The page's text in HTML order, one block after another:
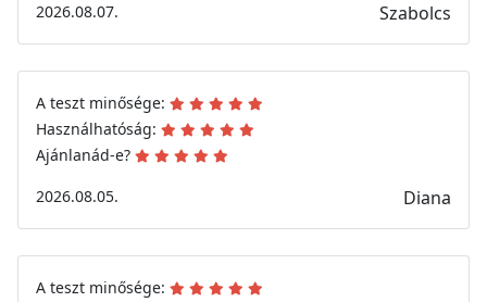
2026.08.07.
Szabolcs
A teszt minősége:
Használhatóság:
Ajánlanád-e?
2026.08.05.
Diana
A teszt minősége: